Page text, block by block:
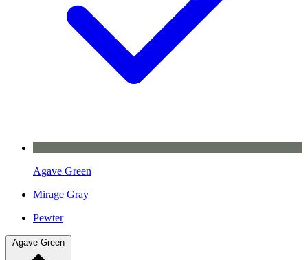
Agave Green
Mirage Gray
Pewter
Agave Green